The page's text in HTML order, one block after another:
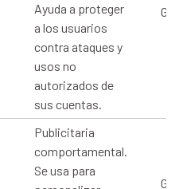
Ayuda a proteger
a los usuarios
contra ataques y
usos no
autorizados de
sus cuentas.
Publicitaria
comportamental.
Se usa para